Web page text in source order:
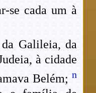
se cada um à
da Galileia, da
à cidade
Belém; n